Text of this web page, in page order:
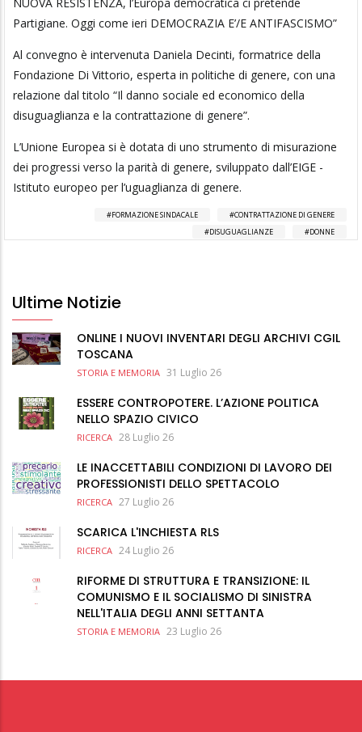
Partigiane. Oggi come ieri DEMOCRAZIA E’/E ANTIFASCISMO”
Al convegno è intervenuta Daniela Decinti, formatrice della
Fondazione Di Vittorio, esperta in politiche di genere, con una
relazione dal titolo “Il danno sociale ed economico della
disuguaglianza e la contrattazione di genere”.
L’Unione Europea si è dotata di uno strumento di misurazione
dei progressi verso la parità di genere, sviluppato dall’EIGE -
Istituto europeo per l’uguaglianza di genere.
FORMAZIONE SINDACALE
CONTRATTAZIONE DI GENERE
DISUGUAGLIANZE
DONNE
Ultime Notizie
ONLINE I NUOVI INVENTARI DEGLI ARCHIVI CGIL
TOSCANA
STORIA E MEMORIA 31 Luglio 26
ESSERE CONTROPOTERE. L’AZIONE POLITICA
NELLO SPAZIO CIVICO
RICERCA 28 Luglio 26
LE INACCETTABILI CONDIZIONI DI LAVORO DEI
PROFESSIONISTI DELLO SPETTACOLO
RICERCA 27 Luglio 26
SCARICA L'INCHIESTA RLS
RICERCA 24 Luglio 26
RIFORME DI STRUTTURA E TRANSIZIONE: IL
COMUNISMO E IL SOCIALISMO DI SINISTRA
NELL'ITALIA DEGLI ANNI SETTANTA
STORIA E MEMORIA 23 Luglio 26